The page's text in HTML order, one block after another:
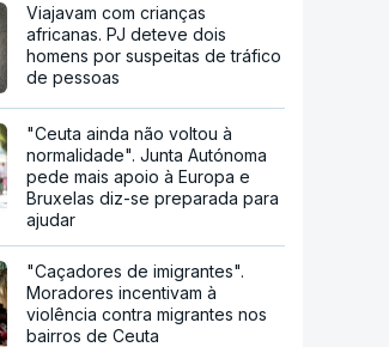
Viajavam com crianças
africanas. PJ deteve dois
homens por suspeitas de tráfico
de pessoas
"Ceuta ainda não voltou à
normalidade". Junta Autónoma
pede mais apoio à Europa e
Bruxelas diz-se preparada para
ajudar
"Caçadores de imigrantes".
Moradores incentivam à
violência contra migrantes nos
bairros de Ceuta